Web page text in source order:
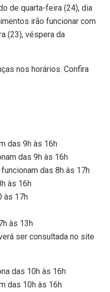
de quarta-feira (24), dia
irão funcionar com
(23), véspera da
nos horários. Confira
das 9h às 16h
das 9h às 16h
funcionam das 8h às 17h
às 16h
às 17h
às 13h
ser consultada no site
das 10h às 16h
das 10h às 16h